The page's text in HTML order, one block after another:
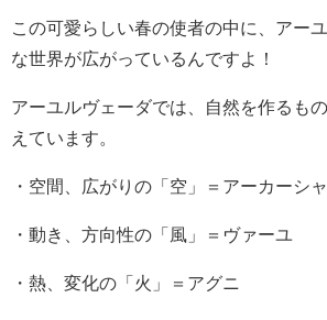
この可愛らしい春の使者の中に、アー
な世界が広がっているんですよ！
アーユルヴェーダでは、自然を作るも
えています。
・空間、広がりの「空」＝アーカーシャ
・動き、方向性の「風」＝ヴァーユ
・熱、変化の「火」＝アグニ